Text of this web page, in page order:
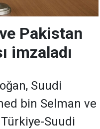
Pakistan
imzaladı
Suudi
bin Selman ve
Suudi